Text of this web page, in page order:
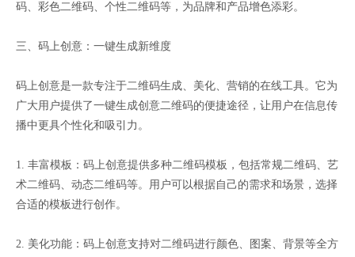
码、彩色二维码、个性二维码等，为品牌和产品增色添彩。
三、码上创意：一键生成新维度
码上创意是一款专注于二维码生成、美化、营销的在线工具。它为
广大用户提供了一键生成创意二维码的便捷途径，让用户在信息传
播中更具个性化和吸引力。
1. 丰富模板：码上创意提供多种二维码模板，包括常规二维码、艺
术二维码、动态二维码等。用户可以根据自己的需求和场景，选择
合适的模板进行创作。
2. 美化功能：码上创意支持对二维码进行颜色、图案、背景等全方